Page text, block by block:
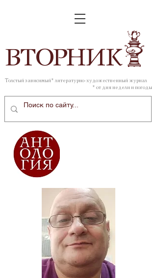
ВТОРНИК
Толстый зависимый* литературно-художественный журнал
* от дня недели и погоды